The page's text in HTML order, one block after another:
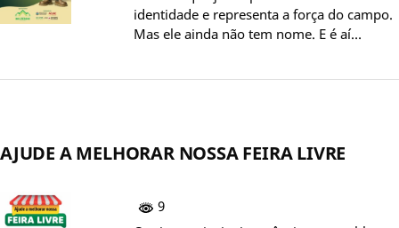
identidade e representa a força do campo.
Mas ele ainda não tem nome. E é aí…
AJUDE A MELHORAR NOSSA FEIRA LIVRE
9